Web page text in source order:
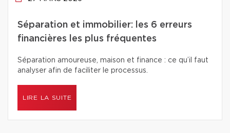
Séparation et immobilier: les 6 erreurs
financières les plus fréquentes
Séparation amoureuse, maison et finance : ce qu’il faut
analyser afin de faciliter le processus.
LIRE LA SUITE